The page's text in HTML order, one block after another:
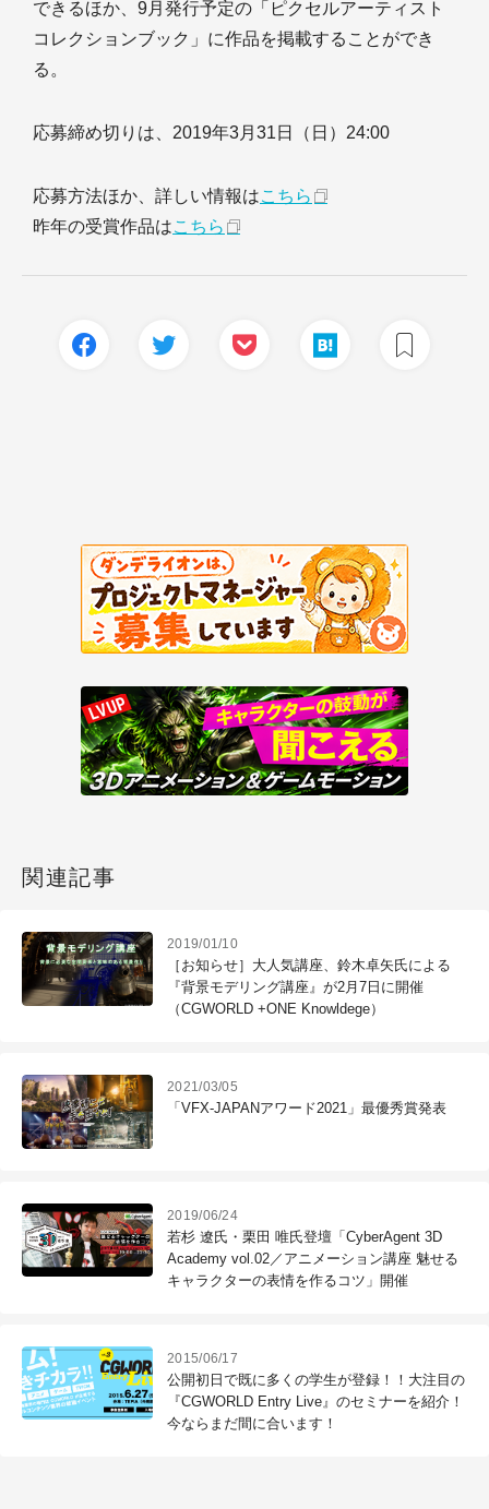
できるほか、9月発行予定の「ピクセルアーティスト
コレクションブック」に作品を掲載することができ
る。
応募締め切りは、2019年3月31日（日）24:00
応募方法ほか、詳しい情報はこちら
昨年の受賞作品はこちら
関連記事
2019/01/10
［お知らせ］大人気講座、鈴木卓矢氏による
『背景モデリング講座』が2月7日に開催
（CGWORLD +ONE Knowldege）
2021/03/05
「VFX-JAPANアワード2021」最優秀賞発表
2019/06/24
若杉 遼氏・栗田 唯氏登壇「CyberAgent 3D
Academy vol.02／アニメーション講座 魅せる
キャラクターの表情を作るコツ」開催
2015/06/17
公開初日で既に多くの学生が登録！！大注目の
『CGWORLD Entry Live』のセミナーを紹介！
今ならまだ間に合います！